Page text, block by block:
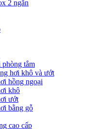
2 ngăn
tắm
hơi khô và ướt
hồng ngoại
khô
ướt
bằng gỗ
cao cấp